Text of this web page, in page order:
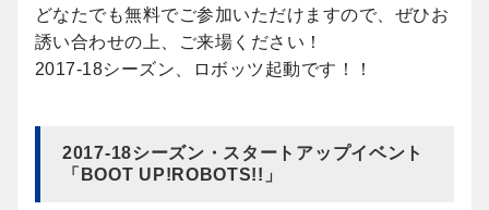
どなたでも無料でご参加いただけますので、ぜひお
誘い合わせの上、ご来場ください！
2017-18シーズン、ロボッツ起動です！！
2017-18シーズン・スタートアップイベント
「BOOT UP!ROBOTS!!」